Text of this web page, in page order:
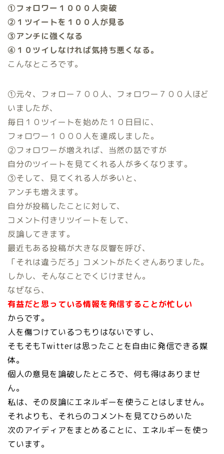
①フォロワー１０００人突破
②１ツイートを１００人が見る
③アンチに強くなる
④１０ツイしなければ気持ち悪くなる。
こんなところです。
①元々、フォロー７００人、フォロワー７００人ほど
いましたが、
毎日１０ツイートを始めた１０日目に、
フォロワー１０００人を達成しました。
②フォロワーが増えれば、当然の話ですが
自分のツイートを見てくれる人が多くなります。
③そして、見てくれる人が多いと、
アンチも増えます。
自分が投稿したことに対して、
コメント付きリツイートをして、
反論してきます。
最近もある投稿が大きな反響を呼び、
「それは違うだろ」コメントがたくさんありました。
しかし、そんなことでくじけません。
なぜなら、
有益だと思っている情報を発信することが忙しい
からです。
人を傷つけているつもりはないですし、
そもそもTwitterは思ったことを自由に発信できる媒
体。
個人の意見を論破したところで、何も得はありませ
ん。
私は、その反論にエネルギーを使うことはしません。
それよりも、それらのコメントを見てひらめいた
次のアイディアをまとめることに、エネルギーを使っ
ています。